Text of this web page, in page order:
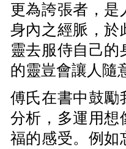
更為誇張者，是
身內之經脈，於
靈去服侍自己
的靈豈會讓人隨
傅氏在書中鼓勵
分析，多運用想
福的感受。例如